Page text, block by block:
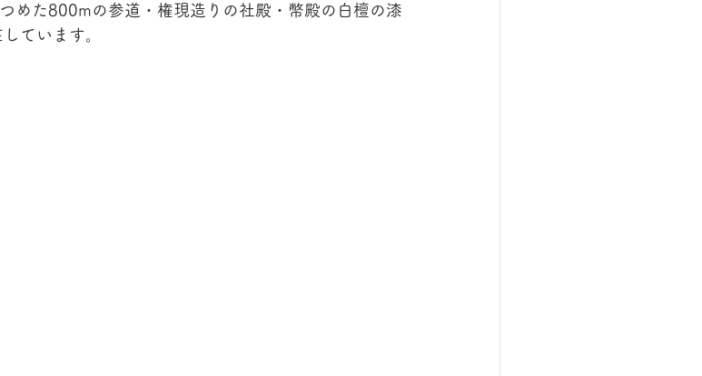
めた800mの参道・権現造りの社殿・幣殿の白檀の漆
ています。